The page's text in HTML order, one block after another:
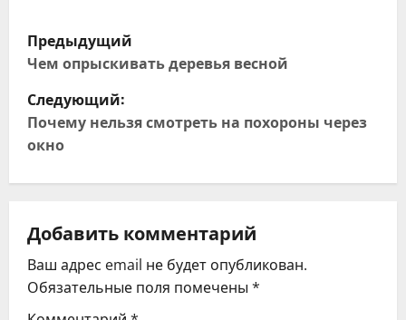
Н
а
в
и
г
а
ц
и
Предыдущий
Чем опрыскивать деревья весной
Следующий:
Почему нельзя смотреть на похороны через
окно
Добавить комментарий
Ваш адрес email не будет опубликован.
Обязательные поля помечены *